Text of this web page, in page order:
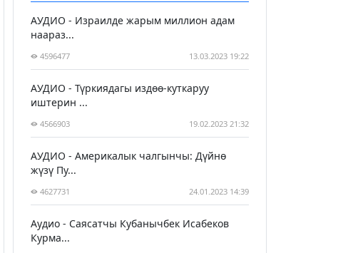
АУДИО - Израилде жарым миллион адам
наараз...
4596477 13.03.2023 19:22
АУДИО - Түркиядагы издөө-куткаруу
иштерин ...
4566903 19.02.2023 21:32
АУДИО - Америкалык чалгынчы: Дүйнө
жүзү Пу...
4627731 24.01.2023 14:39
Аудио - Саясатчы Кубанычбек Исабеков
Курма...